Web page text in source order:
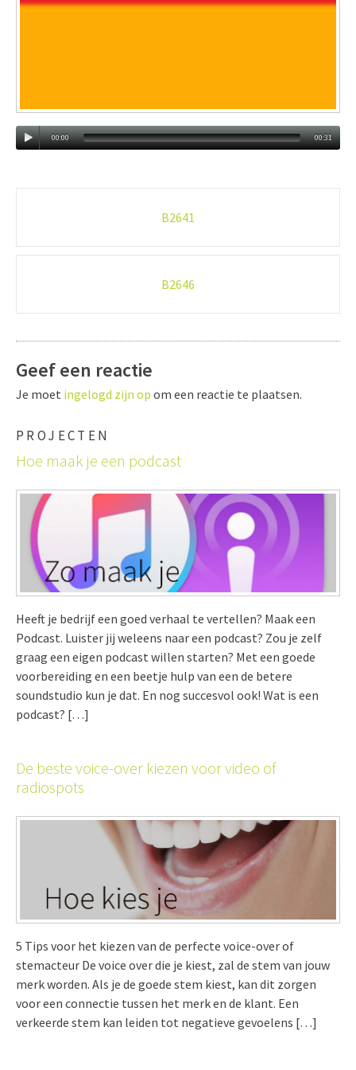
00:00 00:31
B2641
B2646
Geef een reactie
Je moet ingelogd zijn op om een reactie te plaatsen.
PROJECTEN
Hoe maak je een podcast
Heeft je bedrijf een goed verhaal te vertellen? Maak een
Podcast. Luister jij weleens naar een podcast? Zou je zelf
graag een eigen podcast willen starten? Met een goede
voorbereiding en een beetje hulp van een de betere
soundstudio kun je dat. En nog succesvol ook! Wat is een
podcast? […]
De beste voice-over kiezen voor video of
radiospots
5 Tips voor het kiezen van de perfecte voice-over of
stemacteur De voice over die je kiest, zal de stem van jouw
merk worden. Als je de goede stem kiest, kan dit zorgen
voor een connectie tussen het merk en de klant. Een
verkeerde stem kan leiden tot negatieve gevoelens […]